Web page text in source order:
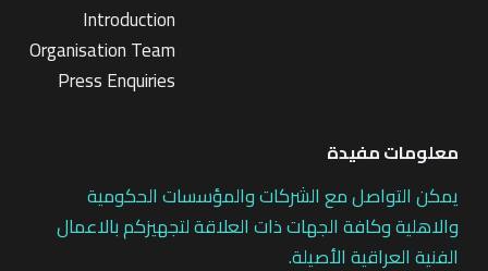
Introduction
Organisation Team
Press Enquiries
معلومات مفيدة
يمكن التواصل مع الشركات والمؤسسات الحكومية
والاهلية وكافة الجهات ذات العلاقة لتجهيزكم بالاعمال
الفنية العراقية الأصيلة.